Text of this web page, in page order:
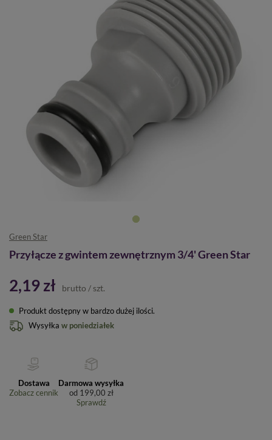
Green Star
Przyłącze z gwintem zewnętrznym 3/4' Green Star
2,19 zł brutto / szt.
Produkt dostępny w bardzo dużej ilości
Wysyłka w poniedziałek
Dostawa
Zobacz cennik
Darmowa wysyłka
od 199,00 zł
Sprawdź